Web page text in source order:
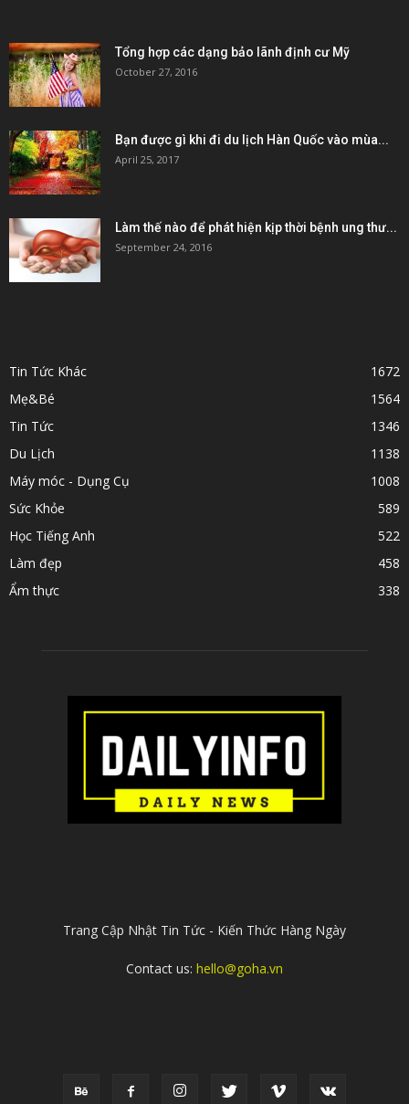
Tổng hợp các dạng bảo lãnh định cư Mỹ
October 27, 2016
Bạn được gì khi đi du lịch Hàn Quốc vào mùa...
April 25, 2017
Làm thế nào để phát hiện kịp thời bệnh ung thư...
September 24, 2016
Tin Tức Khác
1672
Mẹ&Bé
1564
Tin Tức
1346
Du Lịch
1138
Máy móc - Dụng Cụ
1008
Sức Khỏe
589
Học Tiếng Anh
522
Làm đẹp
458
Ẩm thực
338
Trang Cập Nhật Tin Tức - Kiến Thức Hàng Ngày
Contact us: hello@goha.vn